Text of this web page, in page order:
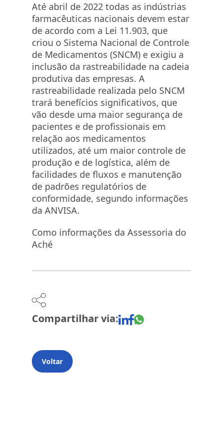
Até abril de 2022 todas as indústrias
farmacêuticas nacionais devem estar
de acordo com a Lei 11.903, que
criou o Sistema Nacional de Controle
de Medicamentos (SNCM) e exigiu a
inclusão da rastreabilidade na cadeia
produtiva das empresas. A
rastreabilidade realizada pelo SNCM
trará benefícios significativos, que
vão desde uma maior segurança de
pacientes e de profissionais em
relação aos medicamentos
utilizados, até um maior controle de
produção e de logística, além de
facilidades de fluxos e manutenção
de padrões regulatórios de
conformidade, segundo informações
da ANVISA.
Como informações da Assessoria do
Aché
Compartilhar via:
Voltar